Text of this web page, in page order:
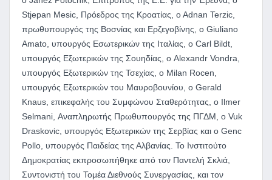
Stjepan Mesic, Πρόεδρος της Κροατίας, o Adnan Terzic,
πρωθυπουργός της Βοσνίας και Ερζεγοβίνης, o Giuliano
Amato, υπουργός Εσωτερικών της Ιταλίας, ο Carl Bildt,
υπουργός Εξωτερικών της Σουηδίας, ο Alexandr Vondra,
υπουργός Εξωτερικών της Τσεχίας, o Milan Rocen,
υπουργός Εξωτερικών του Μαυροβουνίου, ο Gerald
Knaus, επικεφαλής του Συμφώνου Σταθερότητας, ο Ilmer
Selmani, Αναπληρωτής Πρωθυπουργός της ΠΓΔΜ, ο Vuk
Draskovic, υπουργός Εξωτερικών της Σερβίας και ο Genc
Pollo, υπουργός Παιδείας της Αλβανίας. Το Ινστιτούτο
Δημοκρατίας εκπροσωπήθηκε από τον Παντελή Σκλιά,
Συντονιστή του Τομέα Διεθνούς Συνεργασίας, και τον